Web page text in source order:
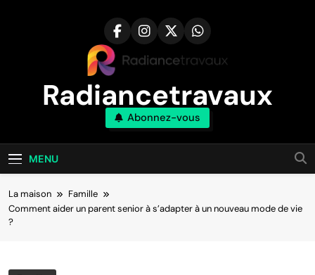
Radiancetravaux
Transformez Votre Maison Naturellement
Abonnez-vous
MENU
La maison
Famille
Comment aider un parent senior à s’adapter à un nouveau mode de vie
?